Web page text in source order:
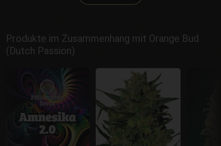
Produkte im Zusammenhang mit Orange Bud
(Dutch Passion)